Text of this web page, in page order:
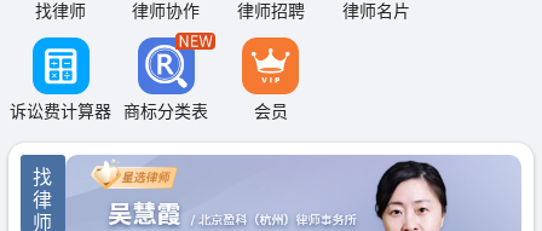
找律师 律师协作 律师招聘 律师名片
诉讼费计算器 商标分类表 会员
找
律
师